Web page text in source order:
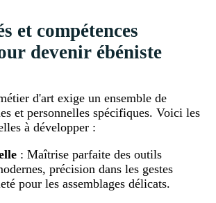
et compétences
devenir ébéniste
d'art exige un ensemble de
et personnelles spécifiques. Voici les
à développer :
: Maîtrise parfaite des outils
précision dans les gestes
pour les assemblages délicats.